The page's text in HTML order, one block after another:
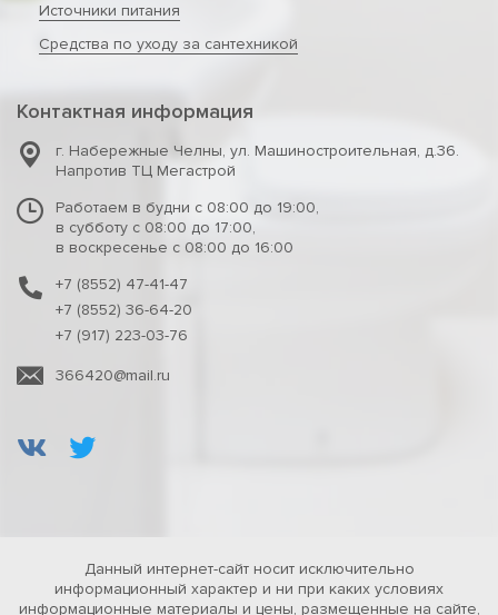
Источники питания
Средства по уходу за сантехникой
Контактная информация
г. Набережные Челны, ул. Машиностроительная, д.36.
Напротив ТЦ Мегастрой
Работаем в будни с 08:00 до 19:00,
в субботу с 08:00 до 17:00,
в воскресенье с 08:00 до 16:00
+7 (8552) 47-41-47
+7 (8552) 36-64-20
+7 (917) 223-03-76
366420@mail.ru
Данный интернет-сайт носит исключительно
информационный характер и ни при каких условиях
информационные материалы и цены, размещенные на сайте,